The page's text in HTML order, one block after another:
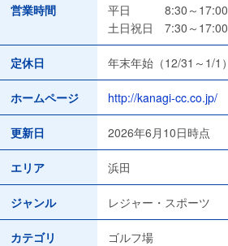
営業時間
平日 8:30～17:00
土日祝日 7:30～17:00
定休日 年末年始（12/31～1/1）
ホームページ http://kanagi-cc.co.jp/
更新日 2026年6月10日時点
エリア 浜田
ジャンル レジャー・スポーツ
カテゴリ ゴルフ場